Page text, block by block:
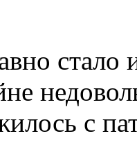
стало
с